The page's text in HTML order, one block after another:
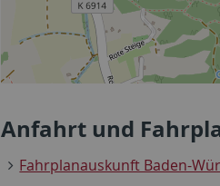
Anfahrt und
Fahrplanauskunft Baden-